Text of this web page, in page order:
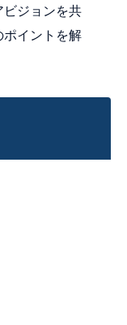
ジョンを共
イントを解